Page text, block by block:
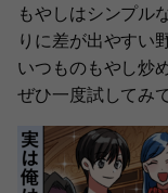
もやしはシンプル
りに差が出やすい
いつものもやし炒
ぜひ一度試してみ